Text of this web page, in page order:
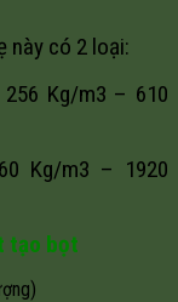
này có 2 loại:
Kg/m3 – 610
Kg/m3 – 1920
tạo bọt